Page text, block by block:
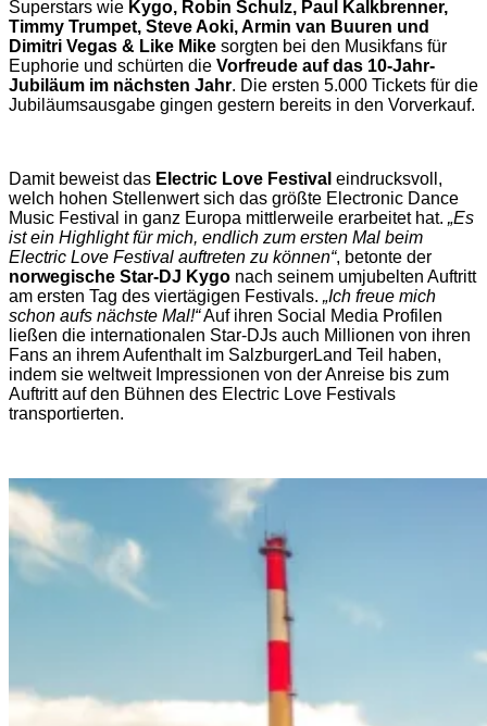
Superstars wie Kygo, Robin Schulz, Paul Kalkbrenner,
Timmy Trumpet, Steve Aoki, Armin van Buuren und
Dimitri Vegas & Like Mike sorgten bei den Musikfans für
Euphorie und schürten die Vorfreude auf das 10-Jahr-
Jubiläum im nächsten Jahr. Die ersten 5.000 Tickets für die
Jubiläumsausgabe gingen gestern bereits in den Vorverkauf.
Damit beweist das Electric Love Festival eindrucksvoll,
welch hohen Stellenwert sich das größte Electronic Dance
Music Festival in ganz Europa mittlerweile erarbeitet hat. „Es
ist ein Highlight für mich, endlich zum ersten Mal beim
Electric Love Festival auftreten zu können“, betonte der
norwegische Star-DJ Kygo nach seinem umjubelten Auftritt
am ersten Tag des viertägigen Festivals. „Ich freue mich
schon aufs nächste Mal!“Auf ihren Social Media Profilen
ließen die internationalen Star-DJs auch Millionen von ihren
Fans an ihrem Aufenthalt im SalzburgerLand Teil haben,
indem sie weltweit Impressionen von der Anreise bis zum
Auftritt auf den Bühnen des Electric Love Festivals
transportierten.